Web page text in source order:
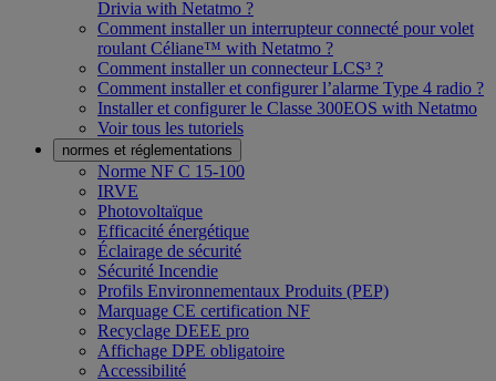
Drivia with Netatmo ?
Comment installer un interrupteur connecté pour volet
roulant Céliane™ with Netatmo ?
Comment installer un connecteur LCS³ ?
Comment installer et configurer l’alarme Type 4 radio ?
Installer et configurer le Classe 300EOS with Netatmo
Voir tous les tutoriels
normes et réglementations
Norme NF C 15-100
IRVE
Photovoltaïque
Efficacité énergétique
Éclairage de sécurité
Sécurité Incendie
Profils Environnementaux Produits (PEP)
Marquage CE certification NF
Recyclage DEEE pro
Affichage DPE obligatoire
Accessibilité